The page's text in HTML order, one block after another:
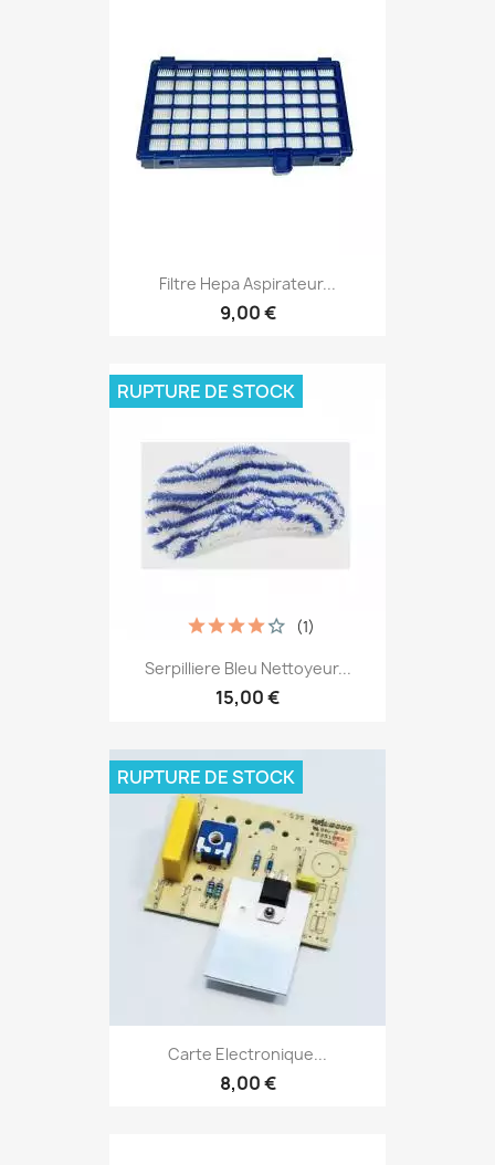
Filtre Hepa Aspirateur...
9,00 €
Serpilliere Bleu Nettoyeur...
15,00 €
(1)
RUPTURE DE STOCK
Carte Electronique...
8,00 €
RUPTURE DE STOCK